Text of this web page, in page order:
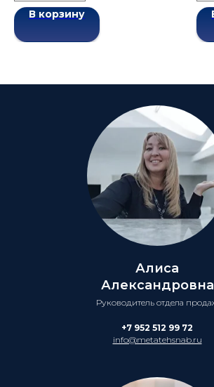
В корзину
Алиса
Александровна
Руководитель отдела
+7 952 512 99 72
info@metatehsnab.ru